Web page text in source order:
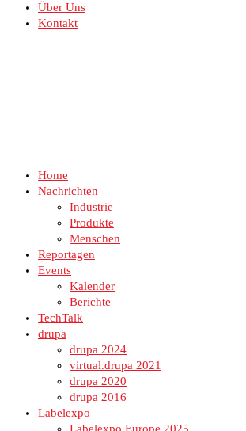
Über Uns
Kontakt
Home
Nachrichten
Industrie
Produkte
Menschen
Reportagen
Events
Kalender
Berichte
TechTalk
drupa
drupa 2024
virtual.drupa 2021
drupa 2020
drupa 2016
Labelexpo